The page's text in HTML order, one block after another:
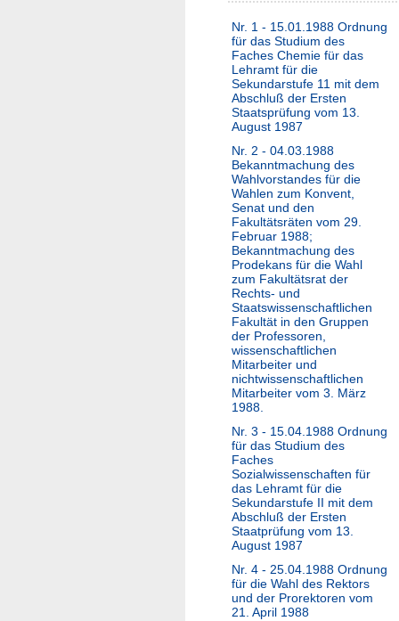
Nr. 1 - 15.01.1988 Ordnung
für das Studium des
Faches Chemie für das
Lehramt für die
Sekundarstufe 11 mit dem
Abschluß der Ersten
Staatsprüfung vom 13.
August 1987
Nr. 2 - 04.03.1988
Bekanntmachung des
Wahlvorstandes für die
Wahlen zum Konvent,
Senat und den
Fakultätsräten vom 29.
Februar 1988;
Bekanntmachung des
Prodekans für die Wahl
zum Fakultätsrat der
Rechts- und
Staatswissenschaftlichen
Fakultät in den Gruppen
der Professoren,
wissenschaftlichen
Mitarbeiter und
nichtwissenschaftlichen
Mitarbeiter vom 3. März
1988.
Nr. 3 - 15.04.1988 Ordnung
für das Studium des
Faches
Sozialwissenschaften für
das Lehramt für die
Sekundarstufe II mit dem
Abschluß der Ersten
Staatprüfung vom 13.
August 1987
Nr. 4 - 25.04.1988 Ordnung
für die Wahl des Rektors
und der Prorektoren vom
21. April 1988